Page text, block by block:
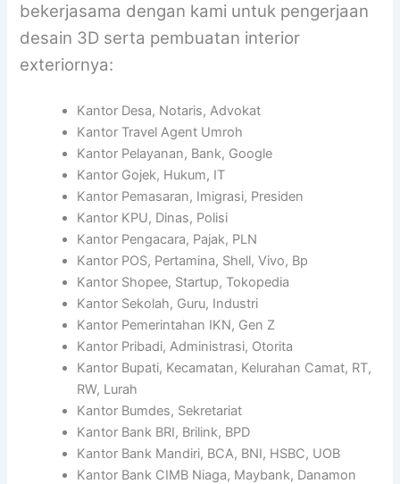
bekerjasama dengan kami untuk pengerjaan
desain 3D serta pembuatan interior
exteriornya:
Kantor Desa, Notaris, Advokat
Kantor Travel Agent Umroh
Kantor Pelayanan, Bank, Google
Kantor Gojek, Hukum, IT
Kantor Pemasaran, Imigrasi, Presiden
Kantor KPU, Dinas, Polisi
Kantor Pengacara, Pajak, PLN
Kantor POS, Pertamina, Shell, Vivo, Bp
Kantor Shopee, Startup, Tokopedia
Kantor Sekolah, Guru, Industri
Kantor Pemerintahan IKN, Gen Z
Kantor Pribadi, Administrasi, Otorita
Kantor Bupati, Kecamatan, Kelurahan Camat, RT,
RW, Lurah
Kantor Bumdes, Sekretariat
Kantor Bank BRI, Brilink, BPD
Kantor Bank Mandiri, BCA, BNI, HSBC, UOB
Kantor Bank CIMB Niaga, Maybank, Danamon